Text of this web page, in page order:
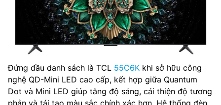
Đứng đầu danh sách là TCL 55C6K khi sở hữu công
nghệ QD-Mini LED cao cấp, kết hợp giữa Quantum
Dot và Mini LED giúp tăng độ sáng, cải thiện độ tương